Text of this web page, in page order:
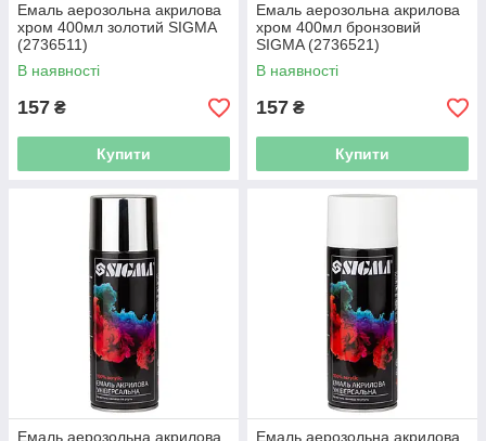
Емаль аерозольна акрилова
хром 400мл золотий SIGMA
(2736511)
В наявності
157 ₴
Купити
Емаль аерозольна акрилова
хром 400мл бронзовий
SIGMA (2736521)
В наявності
157 ₴
Купити
Емаль аерозольна акрилова
Емаль аерозольна акрилова